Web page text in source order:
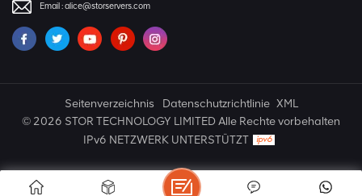
Email :alice@storservers.com
Seitenverzeichnis Datenschutzrichtlinie XML
© 2026 STOR TECHNOLOGY LIMITED Alle Rechte vorbehalten
IPv6 NETZWERK UNTERSTÜTZT